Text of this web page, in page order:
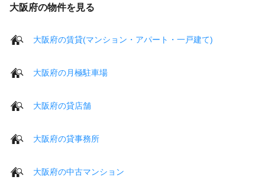
大阪府の物件を見る
大阪府の賃貸(マンション・アパート・一戸建て)
大阪府の月極駐車場
大阪府の貸店舗
大阪府の貸事務所
大阪府の中古マンション